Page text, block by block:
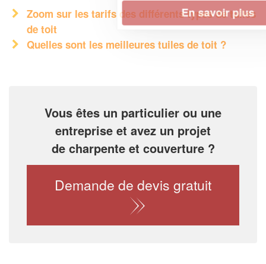
Zoom sur les tarifs des différents types de tuiles
de toit
Quelles sont les meilleures tuiles de toit ?
Vous êtes un particulier ou une
entreprise et avez un projet
de charpente et couverture ?
Demande de devis gratuit
En savoir plus